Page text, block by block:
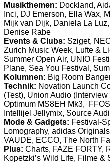
Musikthemen: Dockland,
Inci, DJ Emerson, Ella Wax,
Mijk van Dijk, Daniela La
Denise Rabe
Events & Clubs: Sziget,
Zurich Music Week, Lufte &
Summer Open Air, UNIO
Plane, Sea You Festival,
Kolumnen: Big Room
Technik: Novation Launch
(Test), Union Audio
Optimum MS8EH Mk3,
Intellijel Jellymix, Source
Mode & Gadgets: Festival-
Lomography, adidas
VAUDE, ECCO, The North
Plus: Charts, FAZE FORTY,
Kopetzki’s Wild Life, Filme &